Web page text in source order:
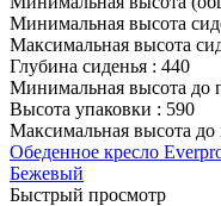
Минимальная высота
Максимальная высота
Глубина сиденья : 440
Минимальная высота до
Высота упаковки : 590
Максимальная высота до
Обеденное кресло
Бежевый
Быстрый просмотр